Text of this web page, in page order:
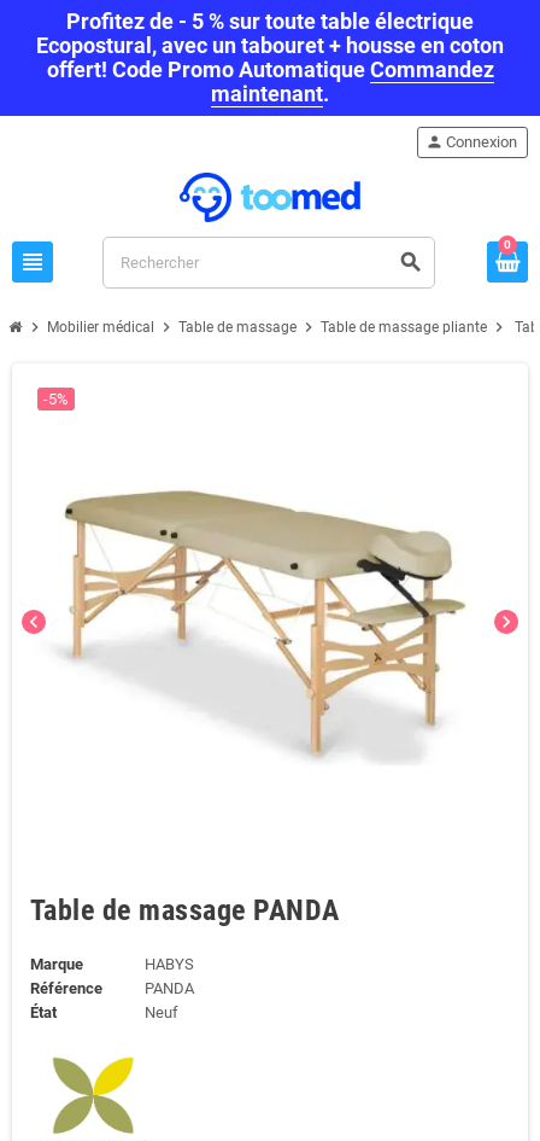
Profitez de - 5 % sur toute table électrique
Ecopostural, avec un tabouret + housse en coton
offert! Code Promo AutomatiqueCommandez
maintenant.
view_headline search
0
person Connexion
chevron_right Mobilier médical chevron_right Table de massage chevron_right Table de massage pliante chevron_right
chevron_left chevron_right
-5%
Table de massage PANDA
Marque
HABYS
Référence
PANDA
État
Neuf